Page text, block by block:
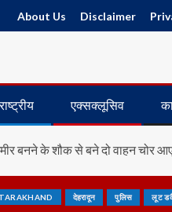
About Us Disclaimer
एक्सक्लूसिव
बनने के शौक से बने दो वाहन चोर
देहरादून पुलिस लूट